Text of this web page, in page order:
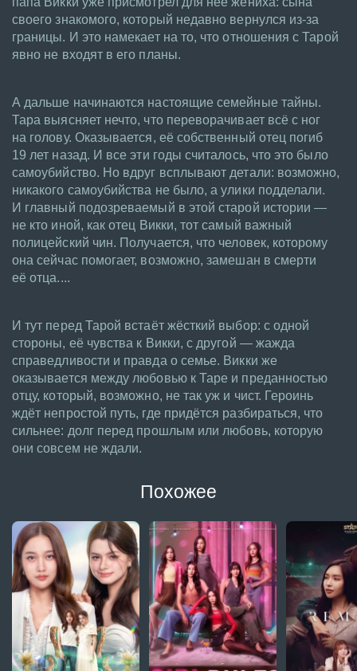
своего знакомого, который недавно вернулся из-за
границы. И это намекает на то, что отношения с Тарой
явно не входят в его планы.
А дальше начинаются настоящие семейные тайны.
Тара выясняет нечто, что переворачивает всё с ног
на голову. Оказывается, её собственный отец погиб
19 лет назад. И все эти годы считалось, что это было
самоубийство. Но вдруг всплывают детали: возможно,
никакого самоубийства не было, а улики подделали.
И главный подозреваемый в этой старой истории —
не кто иной, как отец Викки, тот самый важный
полицейский чин. Получается, что человек, которому
она сейчас помогает, возможно, замешан в смерти
её отца....
И тут перед Тарой встаёт жёсткий выбор: с одной
стороны, её чувства к Викки, с другой — жажда
справедливости и правда о семье. Викки же
оказывается между любовью к Таре и преданностью
отцу, который, возможно, не так уж и чист. Героинь
ждёт непростой путь, где придётся разбираться, что
сильнее: долг перед прошлым или любовь, которую
они совсем не ждали.
Похожее